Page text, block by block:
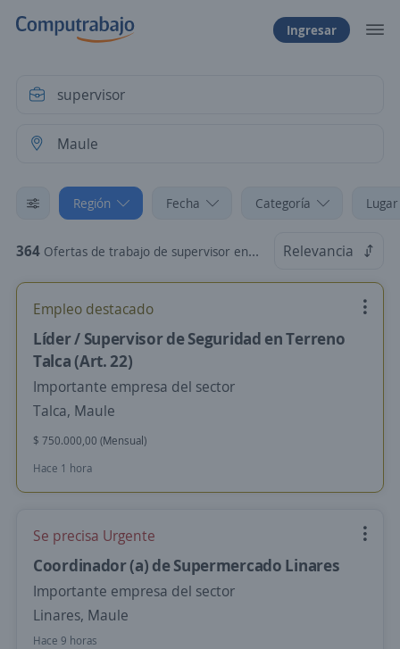
Ingresar
Región Fecha Categoría
364 Ofertas de trabajo de supervisor en Maule Relevancia
Empleo destacado
Líder / Supervisor de Seguridad en Terreno
Talca (Art. 22)
Importante empresa del sector
Talca, Maule
$ 750.000,00 (Mensual)
Hace 1 hora
Se precisa Urgente
Coordinador (a) de Supermercado Linares
Importante empresa del sector
Linares, Maule
Hace 9 horas